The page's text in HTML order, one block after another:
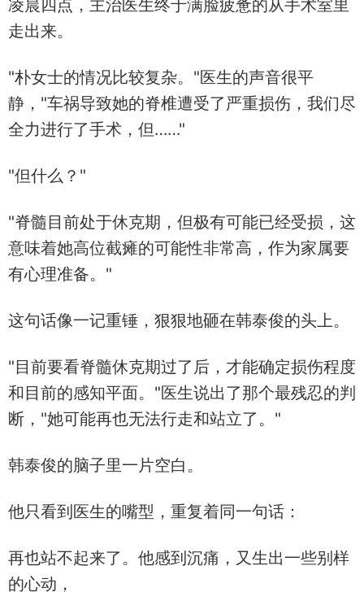
凌晨四点，主治医生终于满脸疲惫的从手术室里
走出来。
"朴女士的情况比较复杂。"医生的声音很平
静，"车祸导致她的脊椎遭受了严重损伤，我们尽
全力进行了手术，但……"
"但什么？"
"脊髓目前处于休克期，但极有可能已经受损，这
意味着她高位截瘫的可能性非常高，作为家属要
有心理准备。"
这句话像一记重锤，狠狠地砸在韩泰俊的头上。
"目前要看脊髓休克期过了后，才能确定损伤程度
和目前的感知平面。"医生说出了那个最残忍的判
断，"她可能再也无法行走和站立了。"
韩泰俊的脑子里一片空白。
他只看到医生的嘴型，重复着同一句话：
再也站不起来了。他感到沉痛，又生出一些别样
的心动，